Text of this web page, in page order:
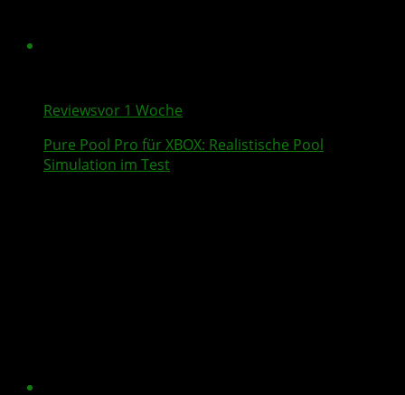
Reviewsvor 1 Woche
Pure Pool Pro für XBOX: Realistische Pool
Simulation im Test